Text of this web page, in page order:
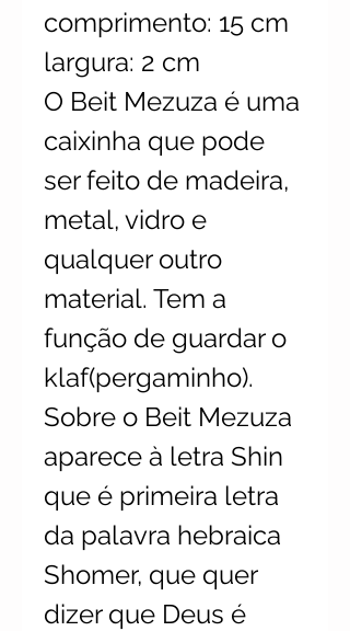
comprimento: 15 cm
largura: 2 cm
O Beit Mezuza é uma
caixinha que pode
ser feito de madeira,
metal, vidro e
qualquer outro
material. Tem a
função de guardar o
klaf(pergaminho).
Sobre o Beit Mezuza
aparece à letra Shin
que é primeira letra
da palavra hebraica
Shomer, que quer
dizer que Deus é